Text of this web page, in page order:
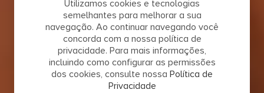
Utilizamos cookies e tecnologias
semelhantes para melhorar a sua
navegação. Ao continuar navegando você
concorda com a nossa política de
privacidade. Para mais informações,
incluindo como configurar as permissões
dos cookies, consulte nossa Política de
Privacidade